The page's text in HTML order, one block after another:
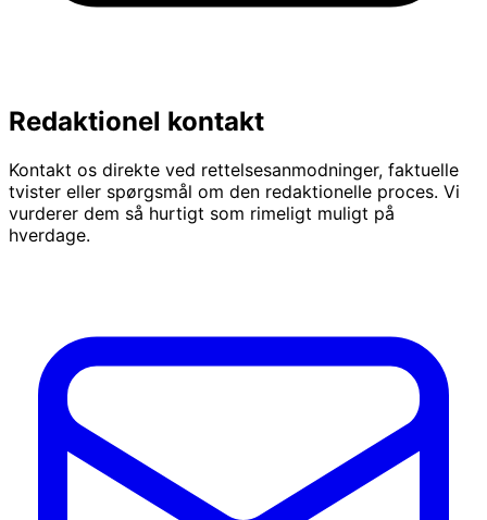
Redaktionel kontakt
Kontakt os direkte ved rettelsesanmodninger, faktuelle
tvister eller spørgsmål om den redaktionelle proces. Vi
vurderer dem så hurtigt som rimeligt muligt på
hverdage.